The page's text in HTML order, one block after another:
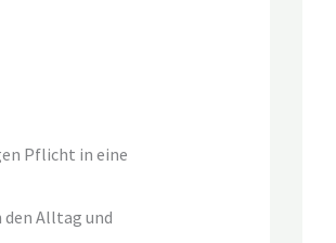
Pflicht in eine
Alltag und